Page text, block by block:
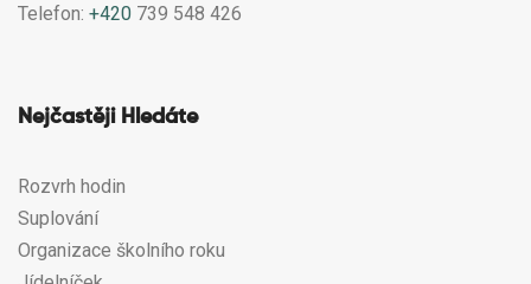
Telefon: +420 739 548 426
Nejčastěji Hledáte
Rozvrh hodin
Suplování
Organizace školního roku